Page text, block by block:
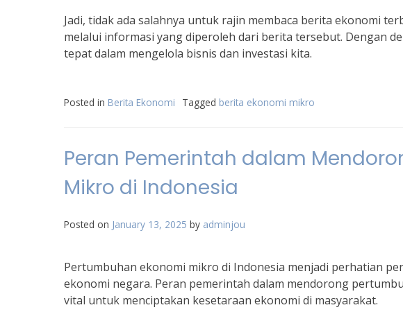
Jadi, tidak ada salahnya untuk rajin membaca berita ekonomi
melalui informasi yang diperoleh dari berita tersebut. Dengan
tepat dalam mengelola bisnis dan investasi kita.
Posted in Berita Ekonomi Tagged berita ekonomi mikro
Peran Pemerintah dalam
Mikro di Indonesia
Posted on January 13, 2025 by adminjou
Pertumbuhan ekonomi mikro di Indonesia menjadi perhatian
ekonomi negara. Peran pemerintah dalam mendorong
vital untuk menciptakan kesetaraan ekonomi di masyarakat.